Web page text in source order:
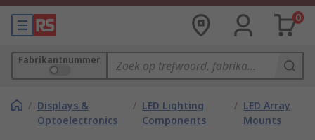
0
Fabrikantnummer
/ Displays &
Optoelectronics
/ LED Lighting
Components
/ LED Array
Mounts